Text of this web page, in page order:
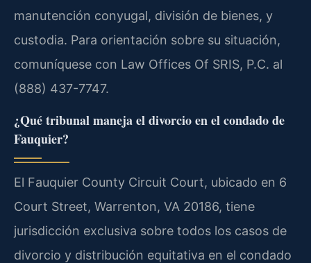
manutención conyugal, división de bienes, y
custodia. Para orientación sobre su situación,
comuníquese con Law Offices Of SRIS, P.C. al
(888) 437-7747.
¿Qué tribunal maneja el divorcio en el condado de
Fauquier?
El Fauquier County Circuit Court, ubicado en 6
Court Street, Warrenton, VA 20186, tiene
jurisdicción exclusiva sobre todos los casos de
divorcio y distribución equitativa en el condado